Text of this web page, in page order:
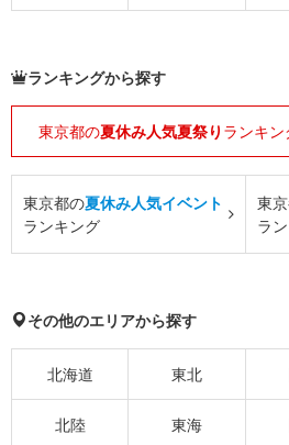
ランキングから探す
東京都の夏休み人気夏祭り ランキン
東京都の夏休み人気イベント
ランキング
東
ラ
その他のエリアから探す
北海道 東北
北陸 東海